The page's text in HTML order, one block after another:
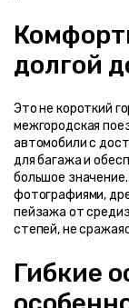
долгой
Это не короткий
межгородская
автомобили с
для багажа и
большое
фотографиями,
пейзажа от
степей, не
Гибкие